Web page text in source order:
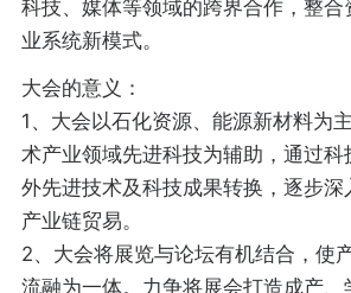
科技、媒体等领域的跨界合作，整
业系统新模式。
大会的意义：
1、大会以石化资源、能源新材料为
术产业领域先进科技为辅助，通过科
外先进技术及科技成果转换，逐步
产业链贸易。
2、大会将展览与论坛有机结合，使
流融为一体。力争将展会打造成产、